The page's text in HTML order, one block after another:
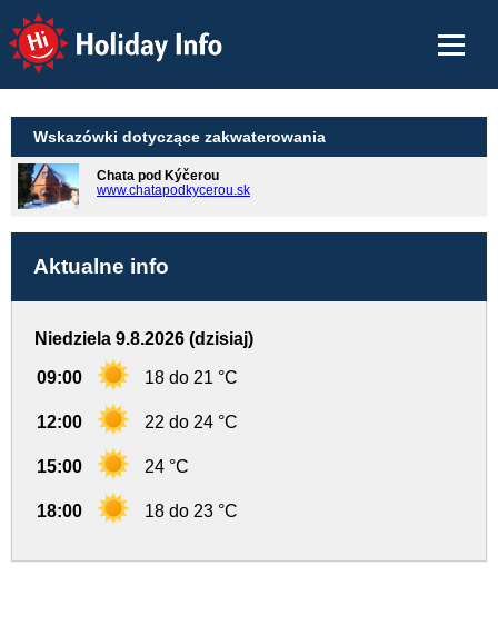
Holiday Info
Wskazówki dotyczące zakwaterowania
Chata pod Kýčerou
www.chatapodkycerou.sk
Aktualne info
Niedziela 9.8.2026 (dzisiaj)
09:00 18 do 21 °C
12:00 22 do 24 °C
15:00 24 °C
18:00 18 do 23 °C